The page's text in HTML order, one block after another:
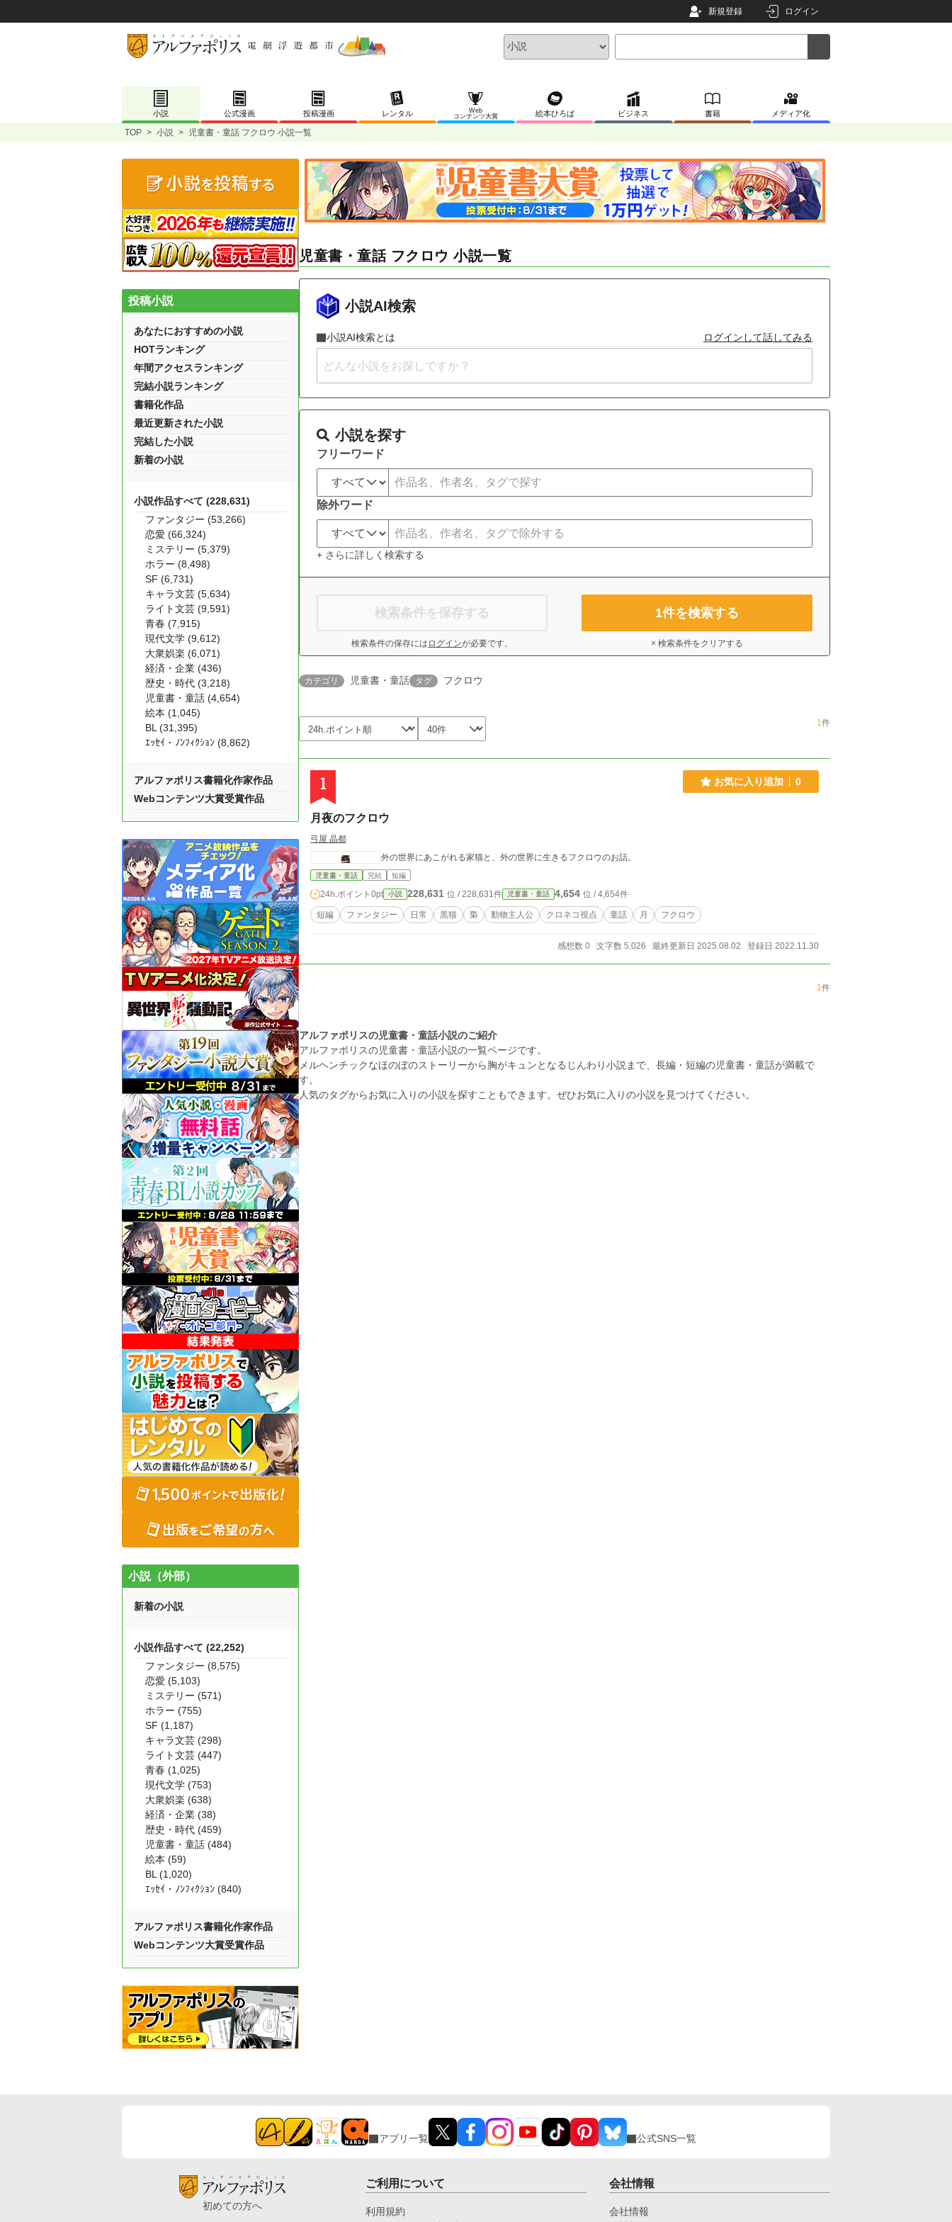
新規登録 ログイン
小説 公式漫画 投稿漫画 レンタル
Web
コンテンツ大賞
絵本ひろば ビジネス 書籍 メディア化
TOP > 小説 > 児童書・童話 フクロウ 小説一覧
児童書・童話 フクロウ 小説一覧
小説AI検索
小説AI検索とは ログインして話してみる
小説を探す
フリーワード
除外ワード
+ さらに詳しく検索する
検索条件を保存する
検索条件の保存には ログインが必要です。
1件を検索する
× 検索条件をクリアする
カテゴリ 児童書・童話 タグ フクロウ
1件
1 お気に入り追加 0
月夜のフクロウ
弓屋 晶都
外の世界にあこがれる家猫と、外の世界に生きるフクロウのお話。
児童書・童話 完結 短編
24h.ポイント 0pt 小説 228,631 位 / 228,631件 児童書・童話 4,654 位 / 4,654件
短編 ファンタジー 日常 黒猫 梟 動物主人公 クロネコ視点 童話 月 フクロウ
感想数 0 文字数 5,026 最終更新日 2025.08.02 登録日 2022.11.30
1件
アルファポリスの児童書・童話小説のご紹介
アルファポリスの児童書・童話小説の一覧ページです。
メルヘンチックなほのぼのストーリーから胸がキュンとなるじんわり小説まで、長編・短編の児童書・童話が満載で
す。
人気のタグからお気に入りの小説を探すこともできます。ぜひお気に入りの小説を見つけてください。
投稿小説
あなたにおすすめの小説
HOTランキング
年間アクセスランキング
完結小説ランキング
書籍化作品
最近更新された小説
完結した小説
新着の小説
小説作品すべて (228,631)
ファンタジー (53,266)
恋愛 (66,324)
ミステリー (5,379)
ホラー (8,498)
SF (6,731)
キャラ文芸 (5,634)
ライト文芸 (9,591)
青春 (7,915)
現代文学 (9,612)
大衆娯楽 (6,071)
経済・企業 (436)
歴史・時代 (3,218)
児童書・童話 (4,654)
絵本 (1,045)
BL (31,395)
ｴｯｾｲ・ﾉﾝﾌｨｸｼｮﾝ (8,862)
アルファポリス書籍化作家作品
Webコンテンツ大賞受賞作品
小説（外部）
新着の小説
小説作品すべて (22,252)
ファンタジー (8,575)
恋愛 (5,103)
ミステリー (571)
ホラー (755)
SF (1,187)
キャラ文芸 (298)
ライト文芸 (447)
青春 (1,025)
現代文学 (753)
大衆娯楽 (638)
経済・企業 (38)
歴史・時代 (459)
児童書・童話 (484)
絵本 (59)
BL (1,020)
ｴｯｾｲ・ﾉﾝﾌｨｸｼｮﾝ (840)
アルファポリス書籍化作家作品
Webコンテンツ大賞受賞作品
アプリ一覧 公式SNS一覧
初めての方へ
ご利用について
利用規約
会社情報
会社情報